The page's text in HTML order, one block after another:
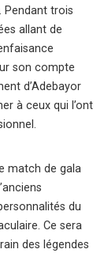
Pendant trois
allant de
son compte
d’Adebayor
à ceux qui l’ont
match de gala
du
Ce sera
des légendes